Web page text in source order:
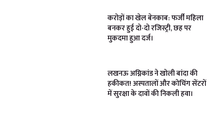
करोड़ों का खेल बेनकाब: फर्जी महिला
बनकर हुई दो-दो रजिस्ट्री, छह पर
मुकदमा हुआ दर्ज।
लखनऊ अग्निकांड ने खोली बांदा की
हकीकत! अस्पतालों और कोचिंग सेंटरों
में सुरक्षा के दावों की निकली हवा।